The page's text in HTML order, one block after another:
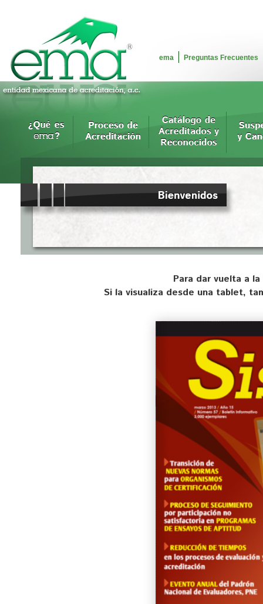
ema Preguntas Frecuentes
Para dar vuelta a
Si la visualiza desde una tablet,